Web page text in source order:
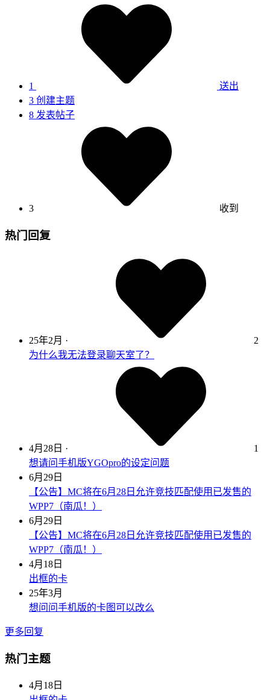
1
送出
3 创建主题
8 发表帖子
3 收到
热门回复
25年2月 ·
2
为什么我无法登录聊天室了？
4月28日 ·
1
想请问手机版YGOpro的设定问题
6月29日
【公告】MC将在6月28日允许竞技匹配使用已发售的
WPP7（南瓜！）
6月29日
【公告】MC将在6月28日允许竞技匹配使用已发售的
WPP7（南瓜！）
4月18日
出框的卡
25年3月
想问问手机版的卡图可以改么
更多回复
热门主题
4月18日